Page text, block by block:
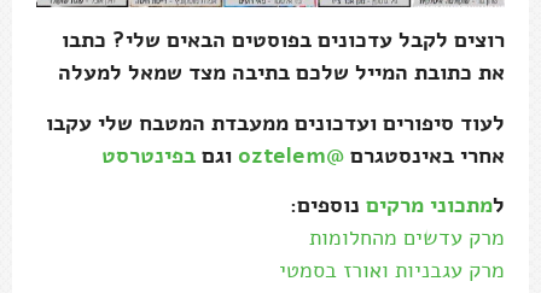
רוצים לקבל עדכונים בפוסטים הבאים שלי? כתבו
את כתובת המייל שלכם בתיבה מצד שמאל למעלה
לעוד סיפורים ועדכונים ממעבדת המטבח שלי עקבו
אחרי באינסטגרם @oztelem וגם בפינטרסט
למתכוני מרקים נוספים:
מרק עדשים מהחלומות
מרק עגבניות ואורז בסמטי